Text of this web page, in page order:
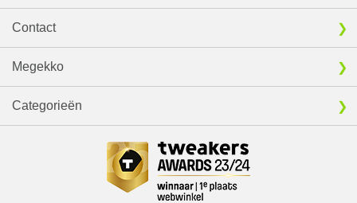
Contact
Megekko
Categorieën